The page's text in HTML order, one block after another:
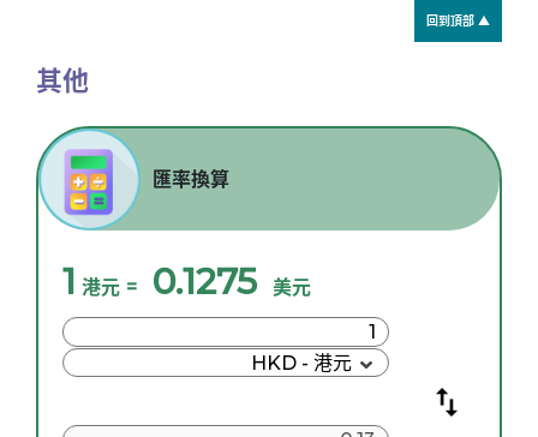
回到頂部 ▲
其他
匯率換算
1 港元 = 0.1275 美元
HKD - 港元